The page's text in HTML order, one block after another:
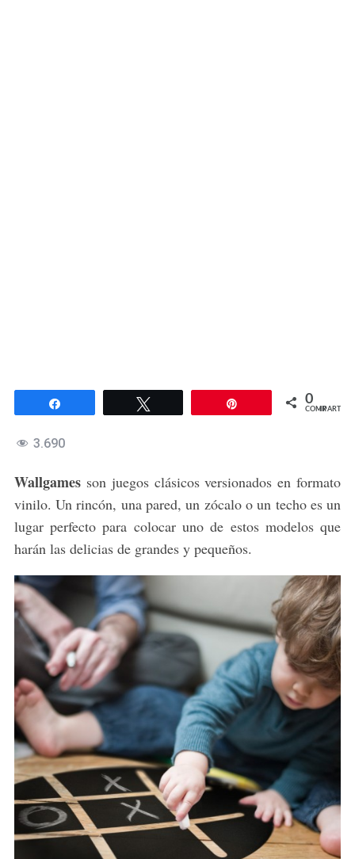
0
COMPARTIR
3.690
Wallgamesson juegos clásicos versionados en formato
vinilo. Un rincón, una pared, un zócalo o un techo es un
lugar perfecto para colocar uno de estos modelos que
harán las delicias de grandes y pequeños.